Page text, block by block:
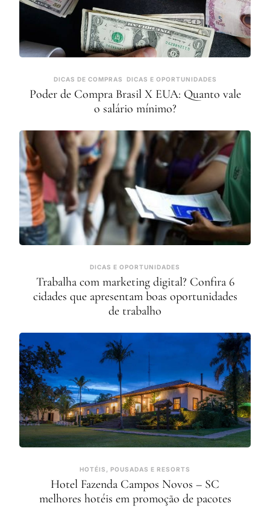
DICAS DE COMPRAS DICAS E OPORTUNIDADES
Poder de Compra Brasil X EUA: Quanto vale
o salário mínimo?
DICAS E OPORTUNIDADES
Trabalha com marketing digital? Confira 6
cidades que apresentam boas oportunidades
de trabalho
HOTÉIS, POUSADAS E RESORTS
Hotel Fazenda Campos Novos – SC
melhores hotéis em promoção de pacotes